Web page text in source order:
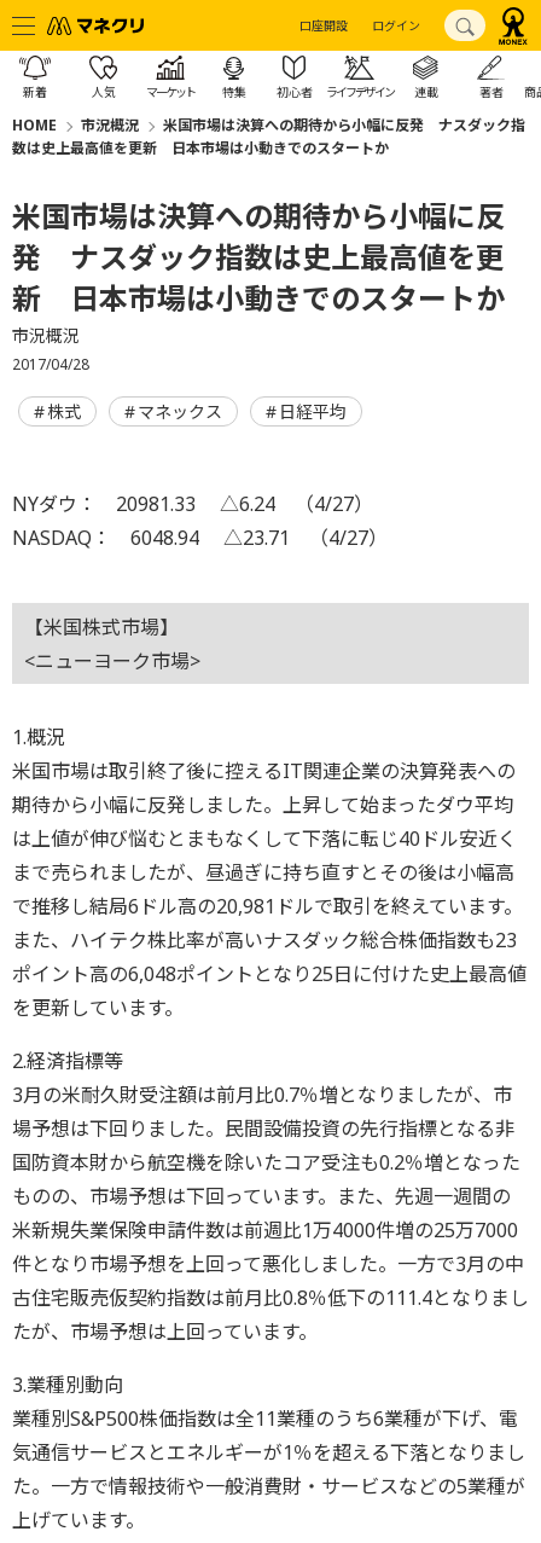
口座開設 ログイン
新着 人気 マーケット 特集 初心者 ライフデザイン 連載 著者 商
HOME 市況概況
米国市場は決算への期待から小幅に反発 ナスダック指
数は史上最高値を更新 日本市場は小動きでのスタートか
米国市場は決算への期待から小幅に反
発 ナスダック指数は史上最高値を更
新 日本市場は小動きでのスタートか
市況概況
2017/04/28
株式 マネックス 日経平均
NYダウ： 20981.33 △6.24 （4/27）
NASDAQ： 6048.94 △23.71 （4/27）
【米国株式市場】
<ニューヨーク市場>
1.概況
米国市場は取引終了後に控えるIT関連企業の決算発表への
期待から小幅に反発しました。上昇して始まったダウ平均
は上値が伸び悩むとまもなくして下落に転じ40ドル安近く
まで売られましたが、昼過ぎに持ち直すとその後は小幅高
で推移し結局6ドル高の20,981ドルで取引を終えています。
また、ハイテク株比率が高いナスダック総合株価指数も23
ポイント高の6,048ポイントとなり25日に付けた史上最高値
を更新しています。
2.経済指標等
3月の米耐久財受注額は前月比0.7％増となりましたが、市
場予想は下回りました。民間設備投資の先行指標となる非
国防資本財から航空機を除いたコア受注も0.2％増となった
ものの、市場予想は下回っています。また、先週一週間の
米新規失業保険申請件数は前週比1万4000件増の25万7000
件となり市場予想を上回って悪化しました。一方で3月の中
古住宅販売仮契約指数は前月比0.8％低下の111.4となりまし
たが、市場予想は上回っています。
3.業種別動向
業種別S&P500株価指数は全11業種のうち6業種が下げ、電
気通信サービスとエネルギーが1％を超える下落となりまし
た。一方で情報技術や一般消費財・サービスなどの5業種が
上げています。